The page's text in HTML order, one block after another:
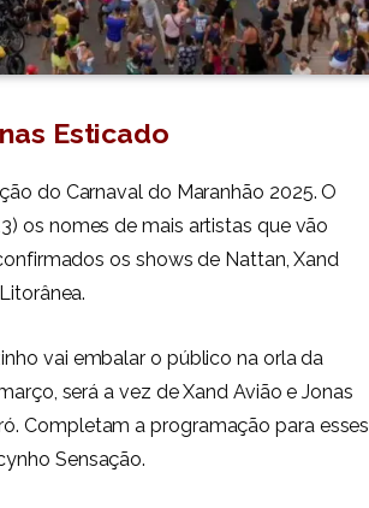
Esticado
do Carnaval do Maranhão 2025. O
os nomes de mais artistas que vão
os shows de Nattan, Xand
vai embalar o público na orla da
será a vez de Xand Avião e Jonas
Completam a programação para esses
Sensação.